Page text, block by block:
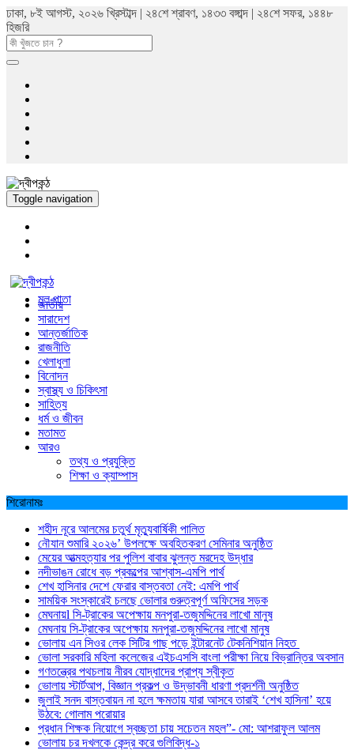
ঢাকা, ৮ই আগস্ট, ২০২৬ খ্রিস্টাব্দ | ২৪শে শ্রাবণ, ১৪৩৩ বঙ্গাব্দ | ২৪শে সফর, ১৪৪৮
হিজরি
Toggle navigation
মুল পাতা
জাতীয়
সারাদেশ
আন্তর্জাতিক
রাজনীতি
খেলাধুলা
বিনোদন
স্বাস্থ্য ও চিকিৎসা
সাহিত্য
ধর্ম ও জীবন
মতামত
আরও
তথ্য ও প্রযুক্তি
শিক্ষা ও ক্যাম্পাস
শিরোনামঃ
শহীদ নূরে আলমের চতুর্থ মৃত্যুবার্ষিকী পালিত
নৌযান শুমারি ২০২৬’ উপলক্ষে অবহিতকরণ সেমিনার অনুষ্ঠিত
মেয়ের আত্মহত্যার পর পুলিশ বাবার ঝুলন্ত মরদেহ উদ্ধার
নদীভাঙন রোধে বড় প্রকল্পের আশ্বাস-এমপি পার্থ
শেখ হাসিনার দেশে ফেরার বাস্তবতা নেই: এমপি পার্থ
সাময়িক সংস্কারেই চলছে ভোলার গুরুত্বপূর্ণ অফিসের সড়ক
মেঘনায়l সি-ট্রাকের অপেক্ষায় মনপুরা-তজুমদ্দিনের লাখো মানুষ
মেঘনায় সি-ট্রাকের অপেক্ষায় মনপুরা-তজুমদ্দিনের লাখো মানুষ
ভোলায় এন সিওর লেক সিটির গাছ পড়ে ইন্টারনেট টেকনিশিয়ান নিহত
ভোলা সরকারি মহিলা কলেজের এইচএসসি বাংলা পরীক্ষা নিয়ে বিভ্রান্তির অবসান
গণতন্ত্রের পথচলায় নীরব যোদ্ধাদের প্রাপ্য স্বীকৃত
ভোলায় স্টার্টআপ, বিজ্ঞান প্রকল্প ও উদ্ভাবনী ধারণা প্রদর্শনী অনুষ্ঠিত
জুলাই সনদ বাস্তবায়ন না হলে ক্ষমতায় যারা আসবে তারাই ‘শেখ হাসিনা’ হয়ে
উঠবে: গোলাম পরোয়ার
প্রধান শিক্ষক নিয়োগে স্বচ্ছতা চায় সচেতন মহল”- মো: আশরাফুল আলম
ভোলায় চর দখলকে কেন্দ্র করে গুলিবিদ্ধ-১